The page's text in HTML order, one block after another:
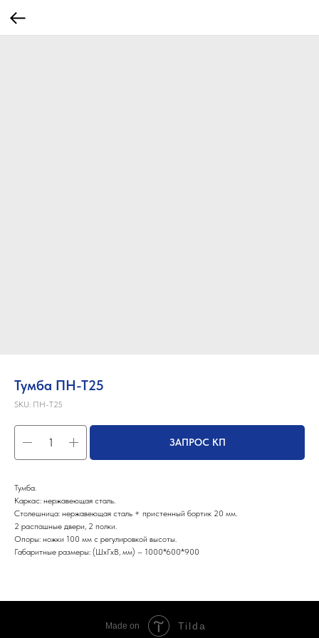
Тумба ПН-Т25
SKU: ПН-Т25
ЗАПРОС КП
Тумба.
Каркас: нержавеющая сталь.
Столешница: нержавеющая сталь + пристенный бортик 20 мм.
2 распашные двери, 2 полки.
Опоры: ножки 100 мм с регулировкой высоты.
Габаритные размеры: (ШхГхВ, мм) – 1000*600*900
Made on Tilda